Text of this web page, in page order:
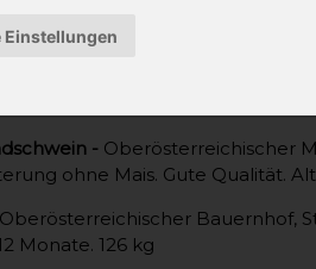
EinstellungenVergleich
- Oberösterreichischer
ohne Mais. Gute Qualität.
Oberösterreichischer Bauernhof,
Monate. 126 kg